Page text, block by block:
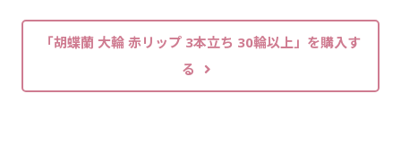
「胡蝶蘭 大輪 赤リップ 3本立ち 30輪以上」を購入す
る